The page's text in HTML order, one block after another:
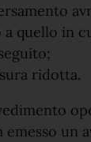
quello in
ridotta.
un